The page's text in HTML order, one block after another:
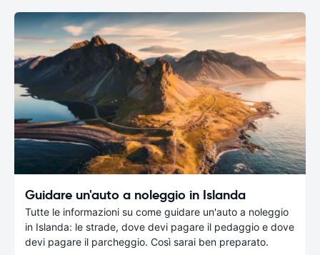
Guidare un'auto a noleggio in Islanda
Tutte le informazioni su come guidare un'auto a noleggio
in Islanda: le strade, dove devi pagare il pedaggio e dove
devi pagare il parcheggio. Così sarai ben preparato.